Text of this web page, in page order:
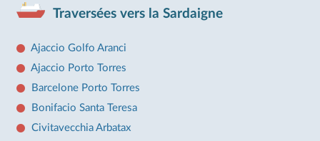
Traversées vers la Sardaigne
Ajaccio Golfo Aranci
Ajaccio Porto Torres
Barcelone Porto Torres
Bonifacio Santa Teresa
Civitavecchia Arbatax